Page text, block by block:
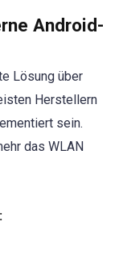
Android-
Lösung über
Herstellern
sein.
das WLAN